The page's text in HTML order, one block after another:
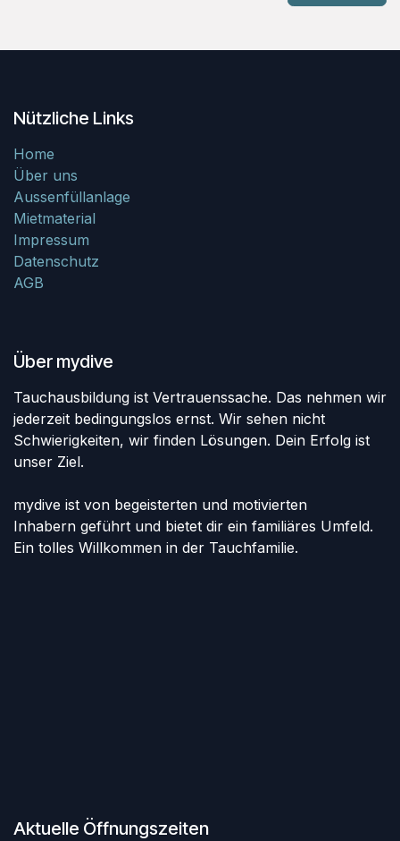
Nützliche Links
Home
Über uns
Aussenfüllanlage
Mietmaterial
Impressum
Datenschutz
AGB
Über mydive
Tauchausbildung ist Vertrauenssache. Das nehmen wir
jederzeit bedingungslos ernst. Wir sehen nicht
Schwierigkeiten, wir finden Lösungen. Dein Erfolg ist
unser Ziel.
mydive ist von begeisterten und motivierten
Inhabern geführt und bietet dir ein familiäres Umfeld.
Ein tolles Willkommen in der Tauchfamilie.
Aktuelle Öffnungszeiten